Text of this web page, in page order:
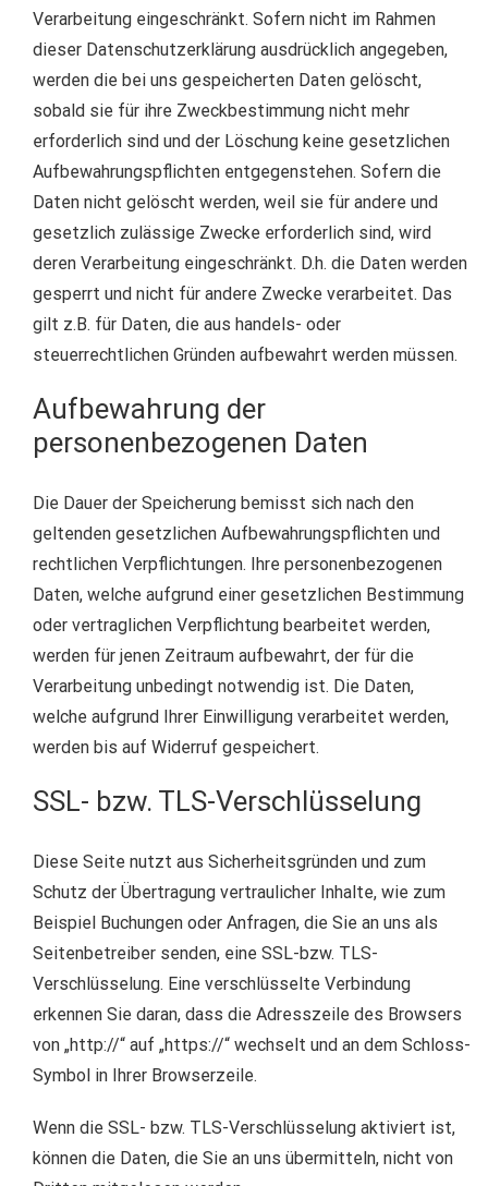
Verarbeitung eingeschränkt. Sofern nicht im Rahmen
dieser Datenschutzerklärung ausdrücklich angegeben,
werden die bei uns gespeicherten Daten gelöscht,
sobald sie für ihre Zweckbestimmung nicht mehr
erforderlich sind und der Löschung keine gesetzlichen
Aufbewahrungspflichten entgegenstehen. Sofern die
Daten nicht gelöscht werden, weil sie für andere und
gesetzlich zulässige Zwecke erforderlich sind, wird
deren Verarbeitung eingeschränkt. D.h. die Daten werden
gesperrt und nicht für andere Zwecke verarbeitet. Das
gilt z.B. für Daten, die aus handels- oder
steuerrechtlichen Gründen aufbewahrt werden müssen.
Aufbewahrung der
personenbezogenen Daten
Die Dauer der Speicherung bemisst sich nach den
geltenden gesetzlichen Aufbewahrungspflichten und
rechtlichen Verpflichtungen. Ihre personenbezogenen
Daten, welche aufgrund einer gesetzlichen Bestimmung
oder vertraglichen Verpflichtung bearbeitet werden,
werden für jenen Zeitraum aufbewahrt, der für die
Verarbeitung unbedingt notwendig ist. Die Daten,
welche aufgrund Ihrer Einwilligung verarbeitet werden,
werden bis auf Widerruf gespeichert.
SSL- bzw. TLS-Verschlüsselung
Diese Seite nutzt aus Sicherheitsgründen und zum
Schutz der Übertragung vertraulicher Inhalte, wie zum
Beispiel Buchungen oder Anfragen, die Sie an uns als
Seitenbetreiber senden, eine SSL-bzw. TLS-
Verschlüsselung. Eine verschlüsselte Verbindung
erkennen Sie daran, dass die Adresszeile des Browsers
von „http://“ auf „https://“ wechselt und an dem Schloss-
Symbol in Ihrer Browserzeile.
Wenn die SSL- bzw. TLS-Verschlüsselung aktiviert ist,
können die Daten, die Sie an uns übermitteln, nicht von